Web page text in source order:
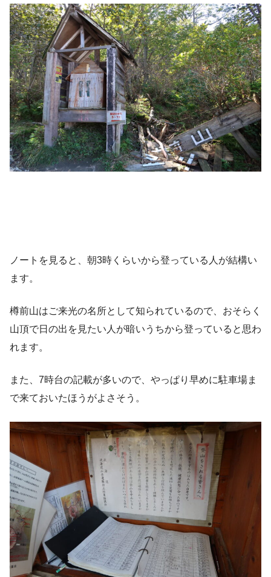
ノートを見ると、朝3時くらいから登っている人が結構い
ます。
樽前山はご来光の名所として知られているので、おそらく
山頂で日の出を見たい人が暗いうちから登っていると思わ
れます。
また、7時台の記載が多いので、やっぱり早めに駐車場ま
で来ておいたほうがよさそう。